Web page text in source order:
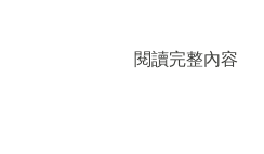
閱讀完整內容